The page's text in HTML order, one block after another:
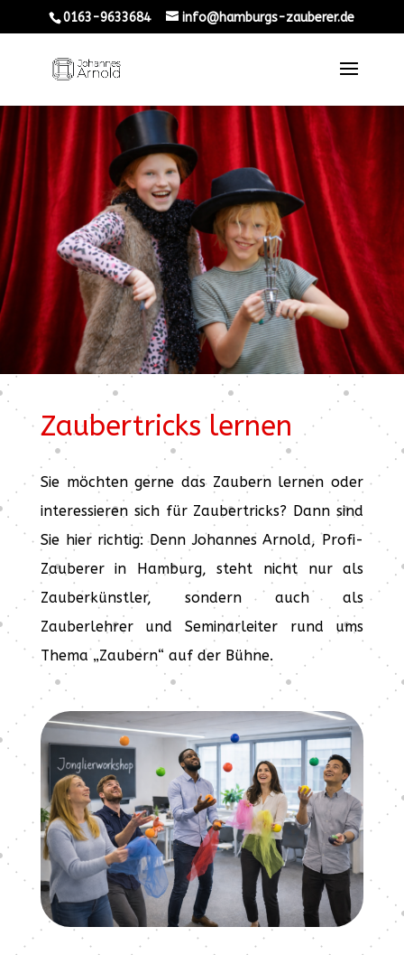
0163-9633684 info@hamburgs-zauberer.de
Zaubertricks lernen
Sie möchten gerne das Zaubern lernen oder
interessieren sich für Zaubertricks? Dann sind
Sie hier richtig: Denn Johannes Arnold, Profi-
Zauberer in Hamburg, steht nicht nur als
Zauberkünstler, sondern auch als
Zauberlehrer und Seminarleiter rund ums
Thema „Zaubern“ auf der Bühne.